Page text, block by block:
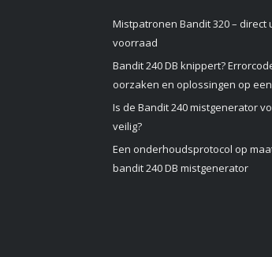
Mistpatronen Bandit 320 – direct
voorraad
Bandit 240 DB knippert?
oorzaken en oplossingen op
Is de Bandit 240 mistgenerator
veilig?
Een onderhoudsprotocol op
bandit 240 DB mistgenerator